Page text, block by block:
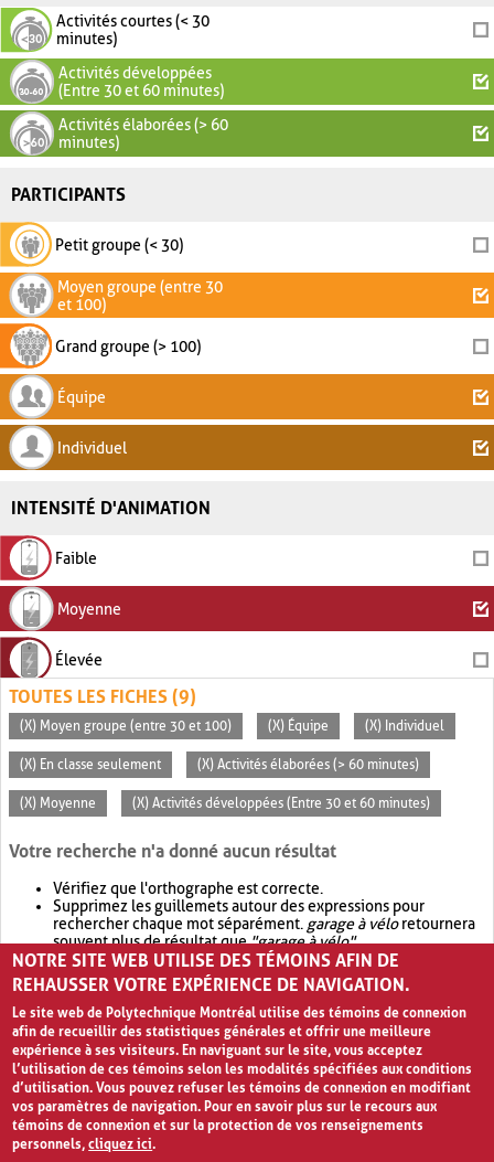
Activités courtes (< 30
minutes)
Activités développées
(Entre 30 et 60 minutes)
Activités élaborées (> 60
minutes)
PARTICIPANTS
Petit groupe (< 30)
Moyen groupe (entre 30
et 100)
Grand groupe (> 100)
Équipe
Individuel
INTENSITÉ D'ANIMATION
Faible
Moyenne
Élevée
TOUTES LES FICHES (9)
(X) Moyen groupe (entre 30 et 100) (X) Équipe (X) Individuel
(X) En classe seulement (X) Activités élaborées (> 60 minutes)
(X) Moyenne (X) Activités développées (Entre 30 et 60 minutes)
Votre recherche n'a donné aucun résultat
Vérifiez que l'orthographe est correcte.
Supprimez les guillemets autour des expressions pour
rechercher chaque mot séparément. garage à véloretournera
souvent plus de résultat que"garage à vélo".
Envisagez d'élargir votre recherche avec OR.garage OR vélo
retournera souvent plus de résultat quegarage à vélo
NOTRE SITE WEB UTILISE DES TÉMOINS AFIN DE
REHAUSSER VOTRE EXPÉRIENCE DE NAVIGATION.
Le site web de Polytechnique Montréal utilise des témoins de connexion
afin de recueillir des statistiques générales et offrir une meilleure
expérience à ses visiteurs. En naviguant sur le site, vous acceptez
l’utilisation de ces témoins selon les modalités spécifiées aux conditions
d’utilisation. Vous pouvez refuser les témoins de connexion en modifiant
vos paramètres de navigation. Pour en savoir plus sur le recours aux
témoins de connexion et sur la protection de vos renseignements
personnels,cliquez ici.